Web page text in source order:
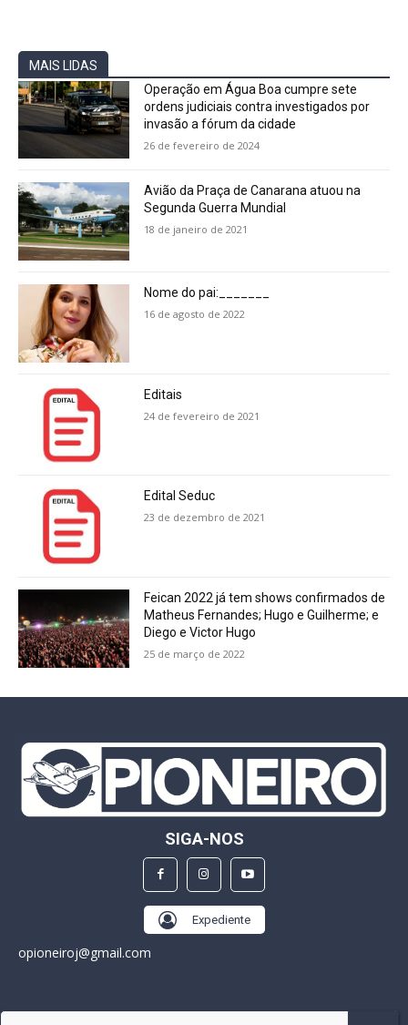
MAIS LIDAS
Operação em Água Boa cumpre sete
ordens judiciais contra investigados por
invasão a fórum da cidade
26 de fevereiro de 2024
Avião da Praça de Canarana atuou na
Segunda Guerra Mundial
18 de janeiro de 2021
Nome do pai:_______
16 de agosto de 2022
Editais
24 de fevereiro de 2021
Edital Seduc
23 de dezembro de 2021
Feican 2022 já tem shows confirmados de
Matheus Fernandes; Hugo e Guilherme; e
Diego e Victor Hugo
25 de março de 2022
SIGA-NOS
Expediente
opioneiroj@gmail.com